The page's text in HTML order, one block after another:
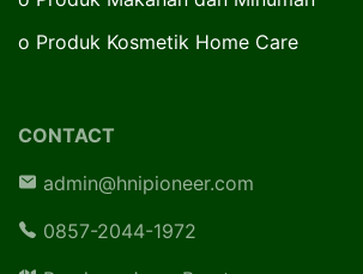
o Produk Kosmetik Home Care
CONTACT
admin@hnipioneer.com
0857-2044-1972